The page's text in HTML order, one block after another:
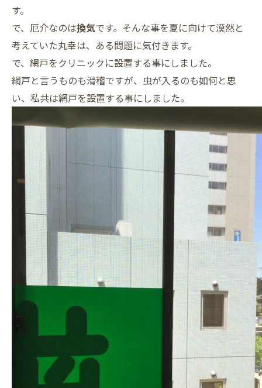
す。
で、厄介なのは換気です。そんな事を夏に向けて漠然と
考えていた丸幸は、ある問題に気付きます。
で、網戸をクリニックに設置する事にしました。
網戸と言うものも滑稽ですが、虫が入るのも如何と思
い、私共は網戸を設置する事にしました。